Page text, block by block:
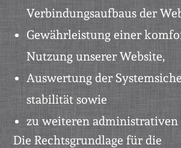
Verbindungsaufbaus der
Gewährleistung einer
Nutzung unserer Website,
Auswertung der
stabilität sowie
zu weiteren administrativen
Die Rechtsgrundlage für die